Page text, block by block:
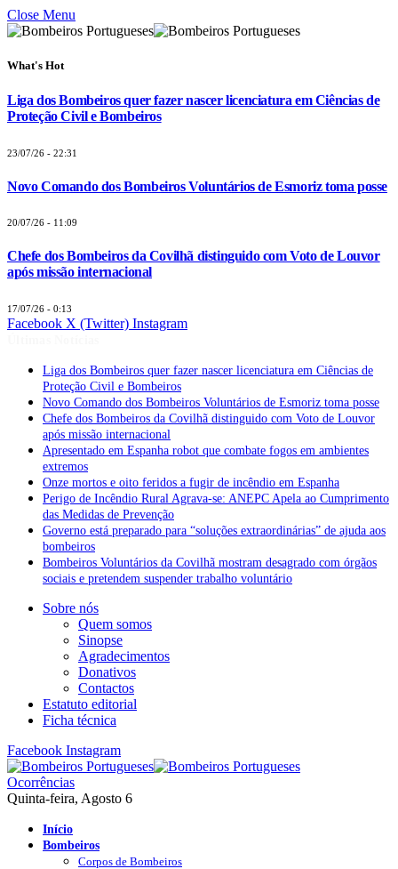
Close Menu
What's Hot
Liga dos Bombeiros quer fazer nascer licenciatura em Ciências de
Proteção Civil e Bombeiros
23/07/26 - 22:31
Novo Comando dos Bombeiros Voluntários de Esmoriz toma posse
20/07/26 - 11:09
Chefe dos Bombeiros da Covilhã distinguido com Voto de Louvor
após missão internacional
17/07/26 - 0:13
Facebook X (Twitter) Instagram
Liga dos Bombeiros quer fazer nascer licenciatura em Ciências de
Proteção Civil e Bombeiros
Novo Comando dos Bombeiros Voluntários de Esmoriz toma posse
Chefe dos Bombeiros da Covilhã distinguido com Voto de Louvor
após missão internacional
Apresentado em Espanha robot que combate fogos em ambientes
extremos
Onze mortos e oito feridos a fugir de incêndio em Espanha
Perigo de Incêndio Rural Agrava-se: ANEPC Apela ao Cumprimento
das Medidas de Prevenção
Governo está preparado para “soluções extraordinárias” de ajuda aos
bombeiros
Bombeiros Voluntários da Covilhã mostram desagrado com órgãos
sociais e pretendem suspender trabalho voluntário
Sobre nós
Quem somos
Sinopse
Agradecimentos
Donativos
Contactos
Estatuto editorial
Ficha técnica
Facebook Instagram
Ocorrências
Quinta-feira, Agosto 6
Início
Bombeiros
Corpos de Bombeiros